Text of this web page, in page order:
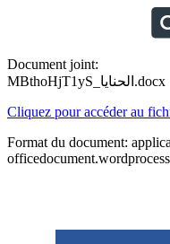
Document joint:
MBthoHjT1yS_الحنايا.docx
Cliquez pour accéder au
Format du document: